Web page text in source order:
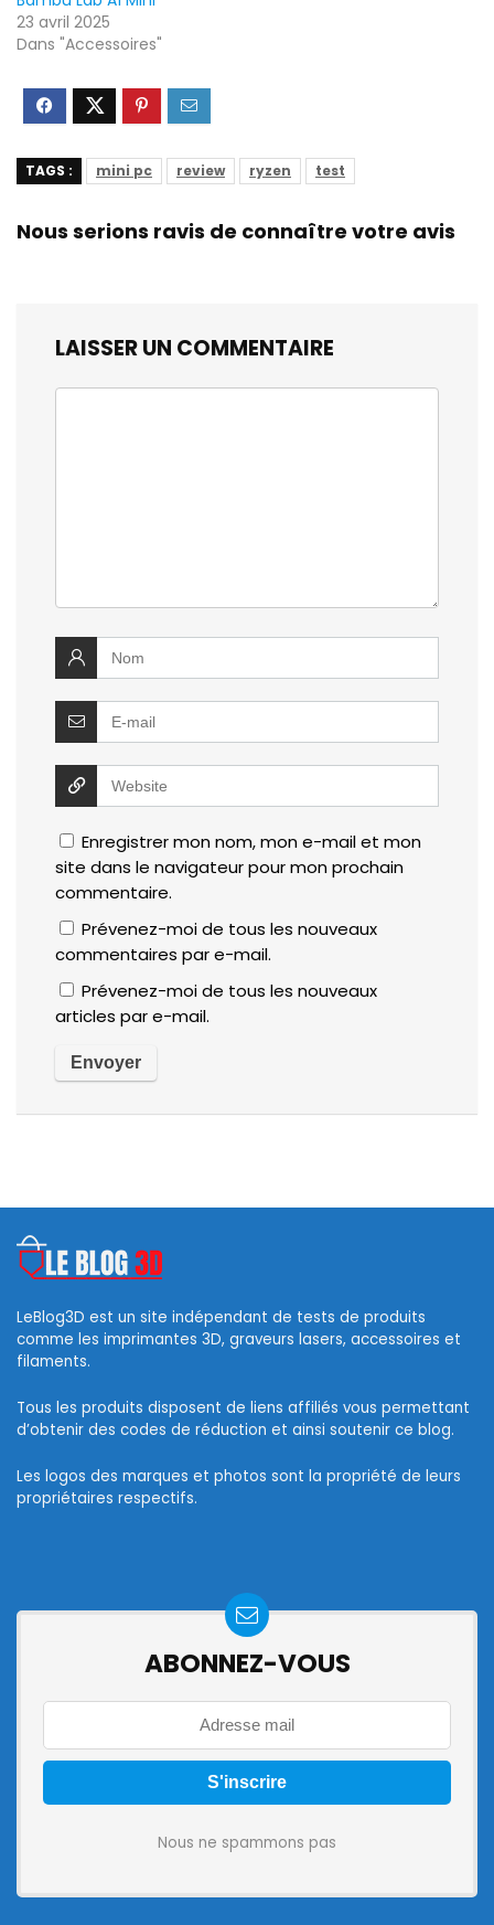
23 avril 2025
Dans "Accessoires"
TAGS : mini pc review ryzen test
Nous serions ravis de connaître votre avis
LAISSER UN COMMENTAIRE
Enregistrer mon nom, mon e-mail et mon
site dans le navigateur pour mon prochain
commentaire.
Prévenez-moi de tous les nouveaux
commentaires par e-mail.
Prévenez-moi de tous les nouveaux
articles par e-mail.
LeBlog3D est un site indépendant de tests de produits
comme les imprimantes 3D, graveurs lasers, accessoires et
filaments.
Tous les produits disposent de liens affiliés vous permettant
d’obtenir des codes de réduction et ainsi soutenir ce blog.
Les logos des marques et photos sont la propriété de leurs
propriétaires respectifs.
ABONNEZ-VOUS
Nous ne spammons pas